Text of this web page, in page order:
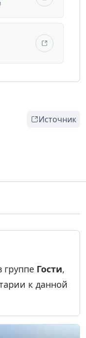
Источник
группе Гости,
к данной